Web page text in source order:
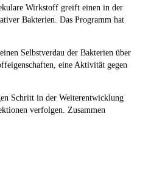
Wirkstoff greift einen in der
Bakterien. Das Programm hat
Selbstverdau der Bakterien über
eine Aktivität gegen
Schritt in der Weiterentwicklung
verfolgen. Zusammen